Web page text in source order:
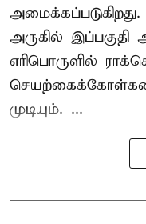
அருகில்
எரிபொருளில்
முடியும். ...